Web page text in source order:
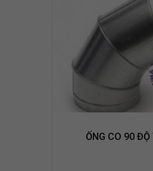
ỐNG CO 90 ĐỘ